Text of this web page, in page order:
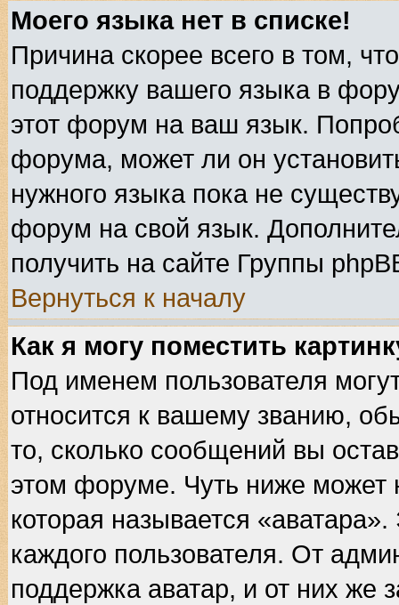
Моего языка нет в списке!
Причина скорее всего в том,
поддержку вашего языка в
этот форум на ваш язык.
форума, может ли он
нужного языка пока не
форум на свой язык.
получить на сайте Группы
Вернуться к началу
Как я могу поместить
Под именем пользователя
относится к вашему званию,
то, сколько сообщений вы
этом форуме. Чуть ниже может
которая называется
каждого пользователя. От
поддержка аватар, и от них же